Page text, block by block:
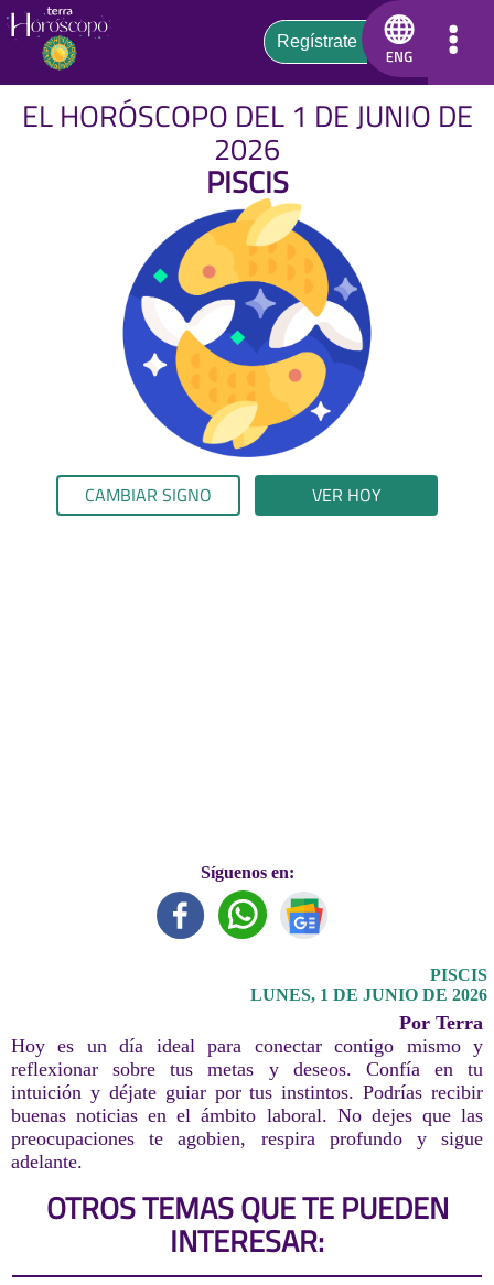
EL HORÓSCOPO DEL 1 DE JUNIO DE
2026
PISCIS
CAMBIAR SIGNO VER HOY
Síguenos en:
PISCIS
LUNES, 1 DE JUNIO DE 2026
Por Terra
Hoy es un día ideal para conectar contigo mismo y
reflexionar sobre tus metas y deseos. Confía en tu
intuición y déjate guiar por tus instintos. Podrías recibir
buenas noticias en el ámbito laboral. No dejes que las
preocupaciones te agobien, respira profundo y sigue
adelante.
OTROS TEMAS QUE TE PUEDEN
INTERESAR: